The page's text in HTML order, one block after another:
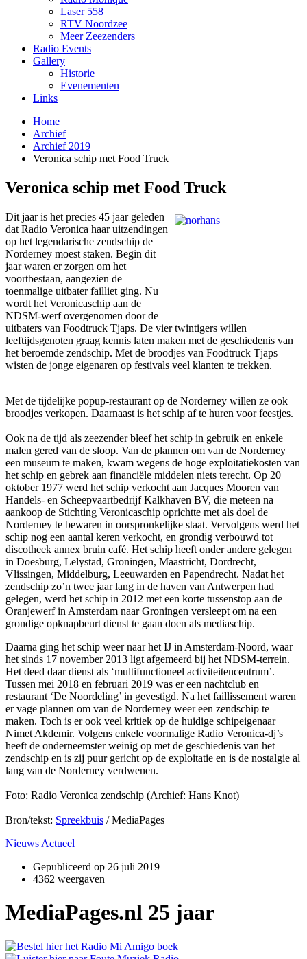
Laser 558
RTV Noordzee
Meer Zeezenders
Radio Events
Gallery
Historie
Evenementen
Links
Home
Archief
Archief 2019
Veronica schip met Food Truck
Veronica schip met Food Truck
Dit jaar is het precies 45 jaar geleden
dat Radio Veronica haar uitzendingen
op het legendarische zendschip de
Norderney moest staken. Begin dit
jaar waren er zorgen om het
voortbestaan, aangezien de
toenmalige uitbater failliet ging. Nu
wordt het Veronicaschip aan de
NDSM-werf overgenomen door de
uitbaters van Foodtruck Tjaps. De vier twintigers willen
leeftijdsgenoten graag kennis laten maken met de geschiedenis van
het beroemde zendschip. Met de broodjes van Foodtruck Tjaps
wisten de jonge eigenaren op festivals veel klanten te trekken.
Met de tijdelijke popup-restaurant op de Norderney willen ze ook
broodjes verkopen. Daarnaast is het schip af te huren voor feestjes.
Ook na de tijd als zeezender bleef het schip in gebruik en enkele
malen gered van de sloop. Van de plannen om van de Norderney
een museum te maken, kwam wegens de hoge exploitatiekosten van
het schip en gebrek aan financiële middelen niets terecht. Op 20
oktober 1977 werd het schip verkocht aan Jacques Mooren van
Handels- en Scheepvaartbedrijf Kalkhaven BV, die meteen na
aankoop de Stichting Veronicaschip oprichtte met als doel de
Norderney te bewaren in oorspronkelijke staat. Vervolgens werd het
schip nog een aantal keren verkocht, en grondig verbouwd tot
discotheek annex bruin café. Het schip heeft onder andere gelegen
in Doesburg, Lelystad, Groningen, Maastricht, Dordrecht,
Vlissingen, Middelburg, Leeuwarden en Papendrecht. Nadat het
zendschip zo’n twee jaar lang in de haven van Antwerpen had
gelegen, werd het schip in 2012 met een korte tussenstop aan de
Oranjewerf in Amsterdam naar Groningen versleept om na een
grondige opknapbeurt dienst te gaan doen als mediaschip.
Daarna ging het schip weer naar het IJ in Amsterdam-Noord, waar
het sinds 17 november 2013 ligt afgemeerd bij het NDSM-terrein.
Het deed daar dienst als ‘multifunctioneel activiteitencentrum’.
Tussen mei 2018 en februari 2019 was er een nachtclub en
restaurant ‘De Noordeling’ in gevestigd. Na het faillissement waren
er vage plannen om van de Norderney weer een zendschip te
maken. Toch is er ook veel kritiek op de huidige schipeigenaar
Nimet Akdemir. Volgens enkele voormalige Radio Veronica-dj’s
heeft de onderneemster weinig op met de geschiedenis van het
zendschip en is zij puur gericht op de exploitatie en is de nostalgie al
lang van de Norderney verdwenen.
Foto: Radio Veronica zendschip (Archief: Hans Knot)
Bron/tekst: Spreekbuis / MediaPages
Nieuws Actueel
Gepubliceerd op 26 juli 2019
4362 weergaven
MediaPages.nl 25 jaar